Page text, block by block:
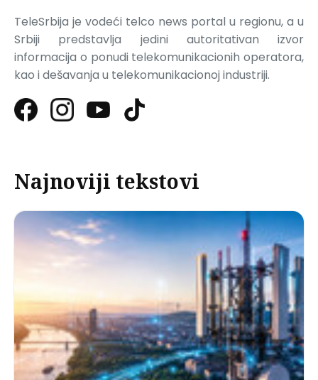
TeleSrbija je vodeći telco news portal u regionu, a u
Srbiji predstavlja jedini autoritativan izvor
informacija o ponudi telekomunikacionih operatora,
kao i dešavanja u telekomunikacionoj industriji.
Najnoviji tekstovi